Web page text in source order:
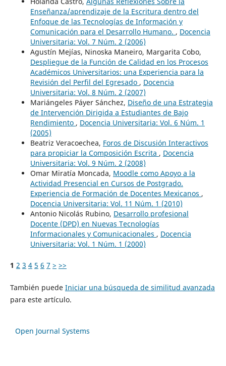
Enseñanza/aprendizaje de la Escritura dentro del
Enfoque de las Tecnologías de Información y
Comunicación para el Desarrollo Humano. , Docencia
Universitaria: Vol. 7 Núm. 2 (2006)
Agustín Mejías, Ninoska Maneiro, Margarita Cobo,
Despliegue de la Función de Calidad en los Procesos
Académicos Universitarios: una Experiencia para la
Revisión del Perfil del Egresado , Docencia
Universitaria: Vol. 8 Núm. 2 (2007)
Mariángeles Páyer Sánchez, Diseño de una Estrategia
de Intervención Dirigida a Estudiantes de Bajo
Rendimiento , Docencia Universitaria: Vol. 6 Núm. 1
(2005)
Beatriz Veracoechea, Foros de Discusión Interactivos
para propiciar la Composición Escrita , Docencia
Universitaria: Vol. 9 Núm. 2 (2008)
Omar Miratía Moncada, Moodle como Apoyo a la
Actividad Presencial en Cursos de Postgrado.
Experiencia de Formación de Docentes Mexicanos ,
Docencia Universitaria: Vol. 11 Núm. 1 (2010)
Antonio Nicolás Rubino, Desarrollo profesional
Docente (DPD) en Nuevas Tecnologías
Informacionales y Comunicacionales , Docencia
Universitaria: Vol. 1 Núm. 1 (2000)
1 2 3 4 5 6 7 > >>
También puede Iniciar una búsqueda de similitud avanzada
para este artículo.
Open Journal Systems